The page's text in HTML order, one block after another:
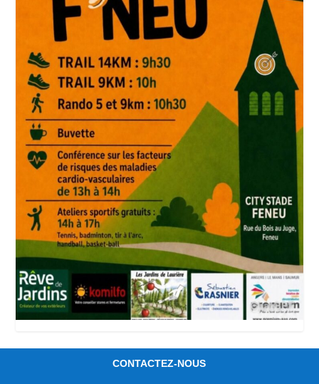
CONTACTEZ-NOUS